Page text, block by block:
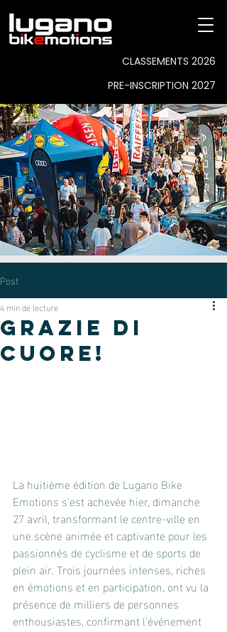
CLASSEMENTS 2026
PRE-INSCRIPTION 2027
Post
Grazie di
cuore!
4 min de lecture
La huitième édition de Lugano Bike
Emotions s'est achevée hier, dimanche
27 avril, transformant le centre-ville en
une scène animée et captivante pour les
passionnés de cyclisme et de sports de
plein air. Trois journées intenses, riches
en émotions et en participation, ont vu la
présence de milliers de personnes
enthousiastes, confirmant l'événement